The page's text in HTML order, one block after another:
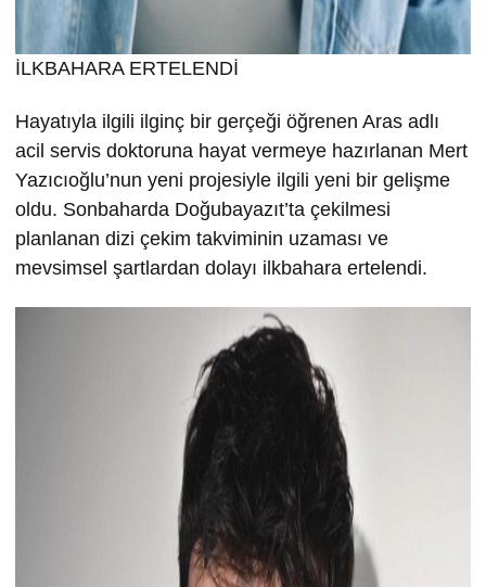
İLKBAHARA ERTELENDİ
Hayatıyla ilgili ilginç bir gerçeği öğrenen Aras adlı
acil servis doktoruna hayat vermeye hazırlanan Mert
Yazıcıoğlu’nun yeni projesiyle ilgili yeni bir gelişme
oldu. Sonbaharda Doğubayazıt’ta çekilmesi
planlanan dizi çekim takviminin uzaması ve
mevsimsel şartlardan dolayı ilkbahara ertelendi.